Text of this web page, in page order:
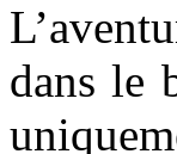
dans le